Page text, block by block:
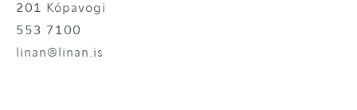
201 Kópavogi
553 7100
linan@linan.is